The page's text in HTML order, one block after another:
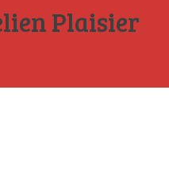
Plaisier